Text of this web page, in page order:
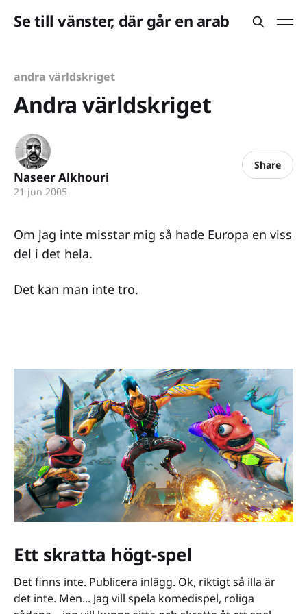
Se till vänster, där går en arab
andra världskriget
Andra världskriget
Naseer Alkhouri
21 jun 2005
Share
Om jag inte misstar mig så hade Europa en viss
del i det hela.
Det kan man inte tro.
Ett skratta högt-spel
Det finns inte. Publicera inlägg. Ok, riktigt så illa är
det inte. Men... Jag vill spela komedispel, roliga